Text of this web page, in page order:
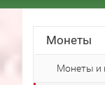
Монеты
Монеты и